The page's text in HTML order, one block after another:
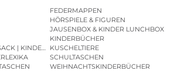
FEDERMAPPEN
HÖRSPIELE & FIGUREN
JAUSENBOX & KINDER LUNCHBOX
KINDERBÜCHER
KINDERGARTENRUCKSACK | KINDERGARTENBEUTEL
KUSCHELTIERE
SCHULTASCHEN
WEIHNACHTSKINDERBÜCHER